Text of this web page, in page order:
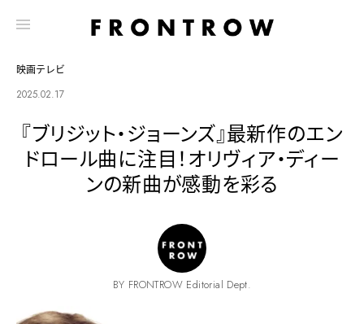
映画テレビ
2025.02.17
『ブリジット・ジョーンズ』最新作のエン
ドロール曲に注目！オリヴィア・ディー
ンの新曲が感動を彩る
BY FRONTROW Editorial Dept.